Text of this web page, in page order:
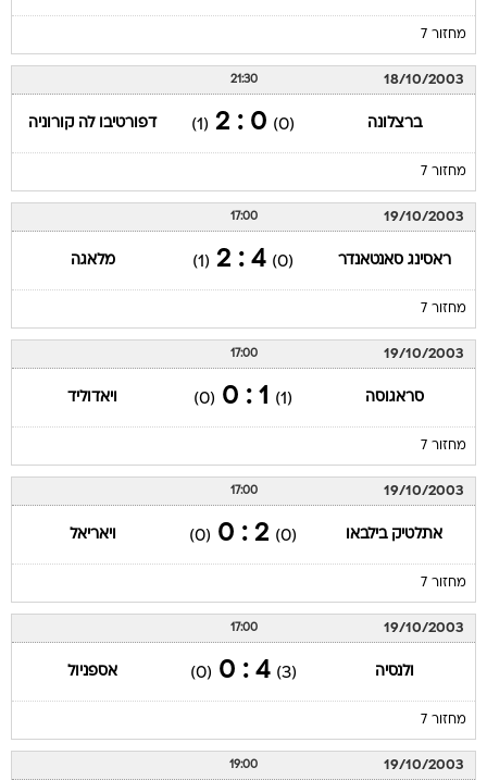
מחזור 7
18/10/2003
21:30
ברצלונה (0)
0 : 2
(1) דפורטיבו לה קורוניה
מחזור 7
19/10/2003
17:00
ראסינג סאנטאנדר (0)
4 : 2
(1) מלאגה
מחזור 7
19/10/2003
17:00
סראגוסה (1)
1 : 0
(0) ויאדוליד
מחזור 7
19/10/2003
17:00
אתלטיק בילבאו (0)
2 : 0
(0) ויאריאל
מחזור 7
19/10/2003
17:00
ולנסיה (3)
4 : 0
(0) אספניול
מחזור 7
19/10/2003
19:00